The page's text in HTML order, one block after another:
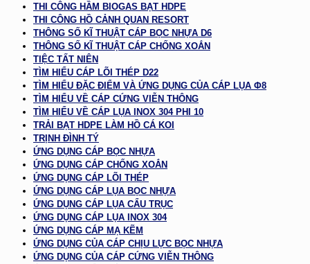
THI CÔNG HẦM BIOGAS BẠT HDPE
THI CÔNG HỒ CẢNH QUAN RESORT
THÔNG SỐ KĨ THUẬT CÁP BỌC NHỰA D6
THÔNG SỐ KĨ THUẬT CÁP CHỐNG XOẮN
TIỆC TẤT NIÊN
TÌM HIỂU CÁP LÕI THÉP D22
TÌM HIỂU ĐẶC ĐIỂM VÀ ỨNG DỤNG CỦA CÁP LỤA Φ8
TÌM HIỂU VỀ CÁP CỨNG VIỄN THÔNG
TÌM HIỂU VỀ CÁP LỤA INOX 304 PHI 10
TRẢI BẠT HDPE LÀM HỒ CÁ KOI
TRỊNH ĐÌNH TÝ
ỨNG DỤNG CÁP BỌC NHỰA
ỨNG DỤNG CÁP CHỐNG XOẮN
ỨNG DỤNG CÁP LÕI THÉP
ỨNG DỤNG CÁP LỤA BỌC NHỰA
ỨNG DỤNG CÁP LỤA CẨU TRỤC
ỨNG DỤNG CÁP LỤA INOX 304
ỨNG DỤNG CÁP MẠ KẼM
ỨNG DỤNG CỦA CÁP CHỊU LỰC BỌC NHỰA
ỨNG DỤNG CỦA CÁP CỨNG VIỄN THÔNG